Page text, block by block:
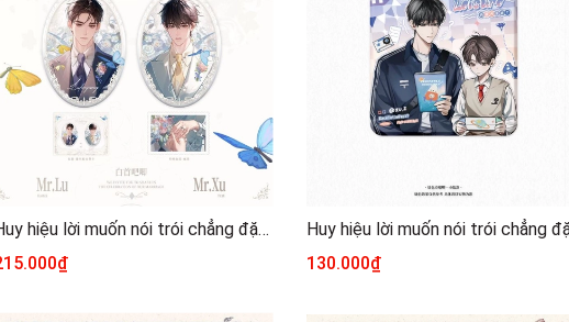
Huy hiệu lời muốn nói trói chẳng đặng chính hãng Mẫu 9
130.000₫